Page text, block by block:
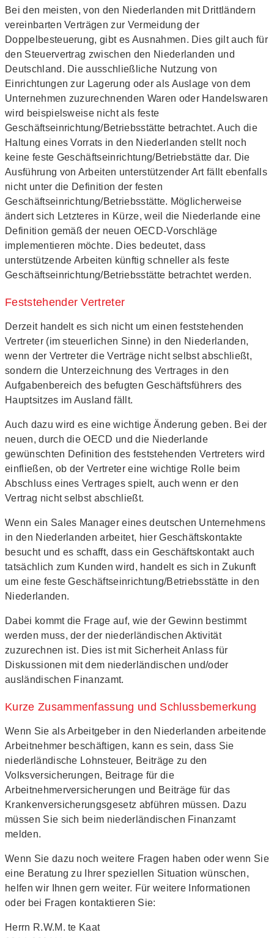
Bei den meisten, von den Niederlanden mit Drittländern
vereinbarten Verträgen zur Vermeidung der
Doppelbesteuerung, gibt es Ausnahmen. Dies gilt auch für
den Steuervertrag zwischen den Niederlanden und
Deutschland. Die ausschließliche Nutzung von
Einrichtungen zur Lagerung oder als Auslage von dem
Unternehmen zuzurechnenden Waren oder Handelswaren
wird beispielsweise nicht als feste
Geschäftseinrichtung/Betriebsstätte betrachtet. Auch die
Haltung eines Vorrats in den Niederlanden stellt noch
keine feste Geschäftseinrichtung/Betriebstätte dar. Die
Ausführung von Arbeiten unterstützender Art fällt ebenfalls
nicht unter die Definition der festen
Geschäftseinrichtung/Betriebsstätte. Möglicherweise
ändert sich Letzteres in Kürze, weil die Niederlande eine
Definition gemäß der neuen OECD-Vorschläge
implementieren möchte. Dies bedeutet, dass
unterstützende Arbeiten künftig schneller als feste
Geschäftseinrichtung/Betriebsstätte betrachtet werden.
Feststehender Vertreter
Derzeit handelt es sich nicht um einen feststehenden
Vertreter (im steuerlichen Sinne) in den Niederlanden,
wenn der Vertreter die Verträge nicht selbst abschließt,
sondern die Unterzeichnung des Vertrages in den
Aufgabenbereich des befugten Geschäftsführers des
Hauptsitzes im Ausland fällt.
Auch dazu wird es eine wichtige Änderung geben. Bei der
neuen, durch die OECD und die Niederlande
gewünschten Definition des feststehenden Vertreters wird
einfließen, ob der Vertreter eine wichtige Rolle beim
Abschluss eines Vertrages spielt, auch wenn er den
Vertrag nicht selbst abschließt.
Wenn ein Sales Manager eines deutschen Unternehmens
in den Niederlanden arbeitet, hier Geschäftskontakte
besucht und es schafft, dass ein Geschäftskontakt auch
tatsächlich zum Kunden wird, handelt es sich in Zukunft
um eine feste Geschäftseinrichtung/Betriebsstätte in den
Niederlanden.
Dabei kommt die Frage auf, wie der Gewinn bestimmt
werden muss, der der niederländischen Aktivität
zuzurechnen ist. Dies ist mit Sicherheit Anlass für
Diskussionen mit dem niederländischen und/oder
ausländischen Finanzamt.
Kurze Zusammenfassung und Schlussbemerkung
Wenn Sie als Arbeitgeber in den Niederlanden arbeitende
Arbeitnehmer beschäftigen, kann es sein, dass Sie
niederländische Lohnsteuer, Beiträge zu den
Volksversicherungen, Beitrage für die
Arbeitnehmerversicherungen und Beiträge für das
Krankenversicherungsgesetz abführen müssen. Dazu
müssen Sie sich beim niederländischen Finanzamt
melden.
Wenn Sie dazu noch weitere Fragen haben oder wenn Sie
eine Beratung zu Ihrer speziellen Situation wünschen,
helfen wir Ihnen gern weiter. Für weitere Informationen
oder bei Fragen kontaktieren Sie:
Herrn R.W.M. te Kaat